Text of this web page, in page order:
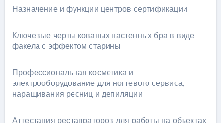
Назначение и функции центров сертификации
Ключевые черты кованых настенных бра в виде
факела с эффектом старины
Профессиональная косметика и
электрооборудование для ногтевого сервиса,
наращивания ресниц и депиляции
Аттестация реставраторов для работы на объектах